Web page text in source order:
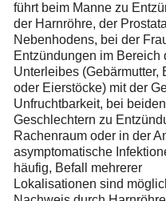
führt beim Manne zu
der Harnröhre, der
Nebenhodens, bei der
Entzündungen im Bereich
Unterleibes (Gebärmutter,
oder Eierstöcke) mit der
Unfruchtbarkeit, bei beiden
Geschlechtern zu
Rachenraum oder in der
asymptomatische
häufig, Befall mehrerer
Lokalisationen sind